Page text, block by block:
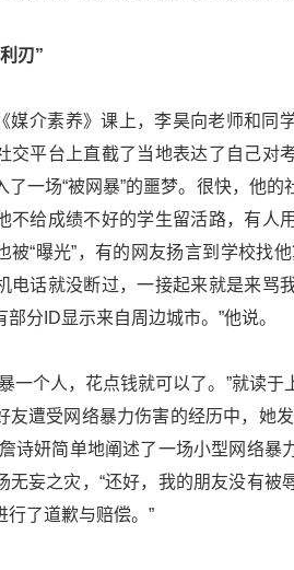
刃”
媒介素养》课上，李昊向老师和同
交平台上直截了当地表达了自己对
了一场“被网暴”的噩梦。很快，他
不给成绩不好的学生留活路，有人
被“曝光”，有的网友扬言到学校找
电话就没断过，一接起来就是来骂
分ID显示来自周边城市。”他说。
一个人，花点钱就可以了。”就读
友遭受网络暴力伤害的经历中，她
诗妍简单地阐述了一场小型网络暴
无妄之灾，“还好，我的朋友没有被
行了道歉与赔偿。”